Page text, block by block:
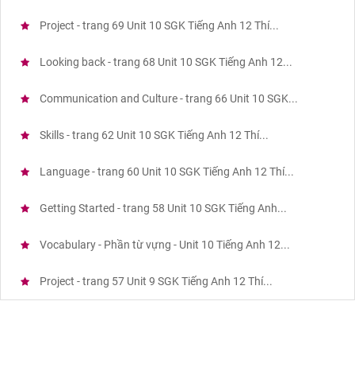
Project - trang 69 Unit 10 SGK Tiếng Anh 12 Thí...
Looking back - trang 68 Unit 10 SGK Tiếng Anh 12...
Communication and Culture - trang 66 Unit 10 SGK...
Skills - trang 62 Unit 10 SGK Tiếng Anh 12 Thí...
Language - trang 60 Unit 10 SGK Tiếng Anh 12 Thí...
Getting Started - trang 58 Unit 10 SGK Tiếng Anh...
Vocabulary - Phần từ vựng - Unit 10 Tiếng Anh 12...
Project - trang 57 Unit 9 SGK Tiếng Anh 12 Thí...